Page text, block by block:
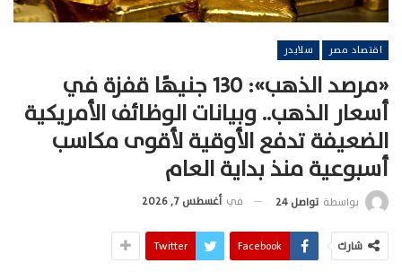
اقتصاد مصر سلايدر
«مرصد الذهب»: 130 جنيهًا قفزة في
أسعار الذهب.. وبيانات الوظائف الأمريكية
الضعيفة تدفع الأوقية لأقوى مكاسب
أسبوعية منذ بداية العام
بواسطة تواصل 24 في أغسطس 7, 2026
شارك Facebook
Twitter